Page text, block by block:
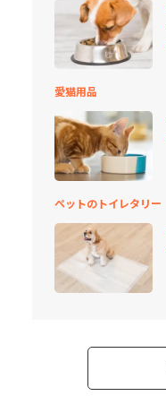
愛猫用品
ペットのトイレタリー